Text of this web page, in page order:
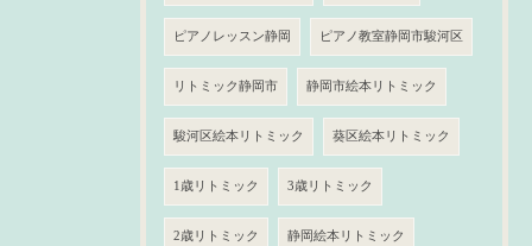
ピアノレッスン静岡 ピアノ教室静岡市駿河区
リトミック静岡市 静岡市絵本リトミック
駿河区絵本リトミック 葵区絵本リトミック
1歳リトミック 3歳リトミック
2歳リトミック 静岡絵本リトミック